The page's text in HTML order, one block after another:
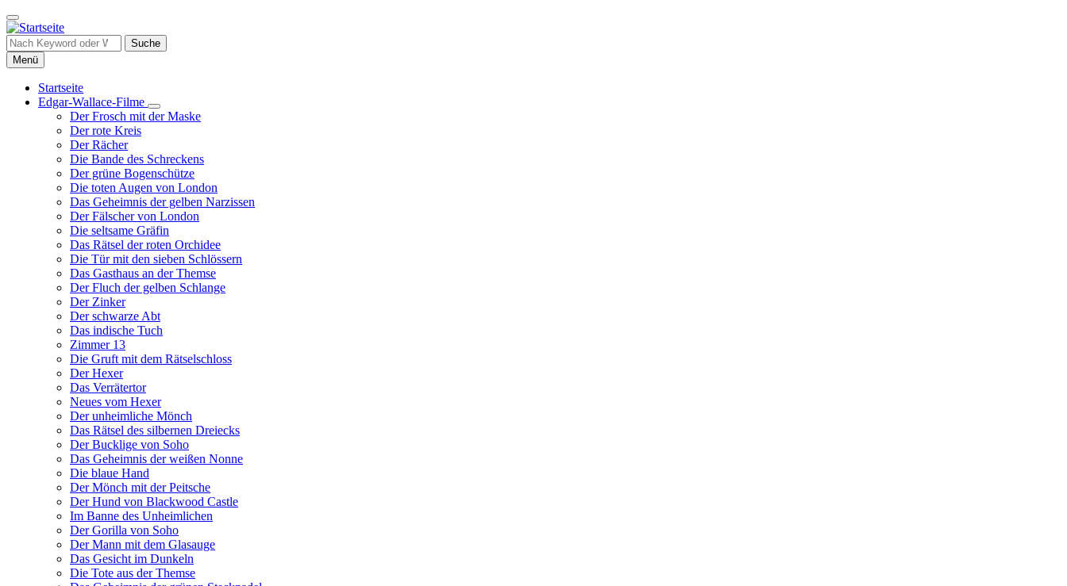
Direkt
zum
Inhalt
Suche
Menü
Hauptnavigation
Startseite
Edgar-Wallace-Filme
Unternavigation
von
Filme
Der Frosch mit der Maske
Der rote Kreis
Der Rächer
Die Bande des Schreckens
Der grüne Bogenschütze
Die toten Augen von London
Das Geheimnis der gelben Narzissen
Der Fälscher von London
Die seltsame Gräfin
Das Rätsel der roten Orchidee
Die Tür mit den sieben Schlössern
Das Gasthaus an der Themse
Der Fluch der gelben Schlange
Der Zinker
Der schwarze Abt
Das indische Tuch
Zimmer 13
Die Gruft mit dem Rätselschloss
Der Hexer
Das Verrätertor
Neues vom Hexer
Der unheimliche Mönch
Das Rätsel des silbernen Dreiecks
Der Bucklige von Soho
Das Geheimnis der weißen Nonne
Die blaue Hand
Der Mönch mit der Peitsche
Der Hund von Blackwood Castle
Im Banne des Unheimlichen
Der Gorilla von Soho
Der Mann mit dem Glasauge
Das Gesicht im Dunkeln
Die Tote aus der Themse